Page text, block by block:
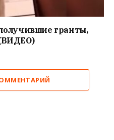
гранты,